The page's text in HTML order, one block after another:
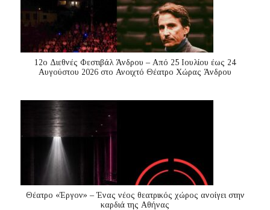
12ο Διεθνές Φεστιβάλ Άνδρου – Από 25 Ιουλίου έως 24
Αυγούστου 2026 στο Ανοιχτό Θέατρο Χώρας Άνδρου
Θέατρο «Έργον» – Ένας νέος θεατρικός χώρος ανοίγει στην
καρδιά της Αθήνας